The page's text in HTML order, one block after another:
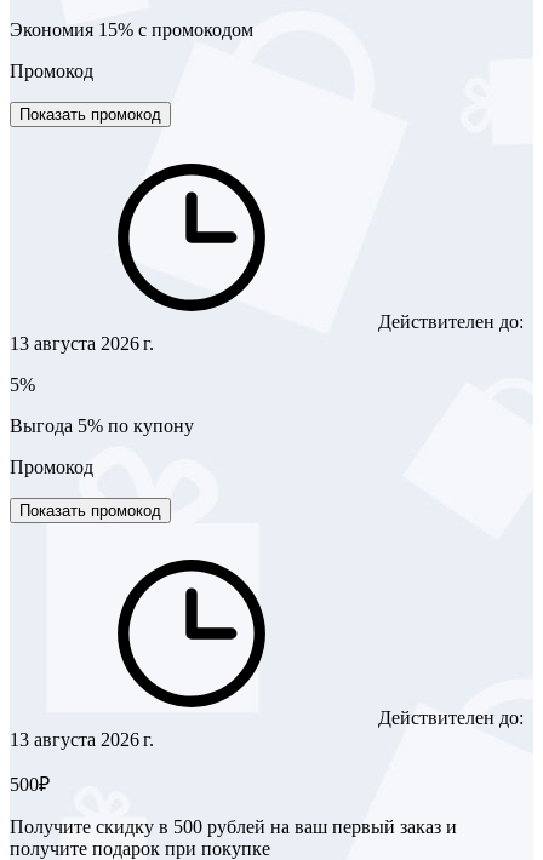
Экономия 15% с промокодом
Промокод
Показать промокод
Действителен до:
13 августа 2026 г.
5%
Выгода 5% по купону
Промокод
Показать промокод
Действителен до:
13 августа 2026 г.
500₽
Получите скидку в 500 рублей на ваш первый заказ и
получите подарок при покупке